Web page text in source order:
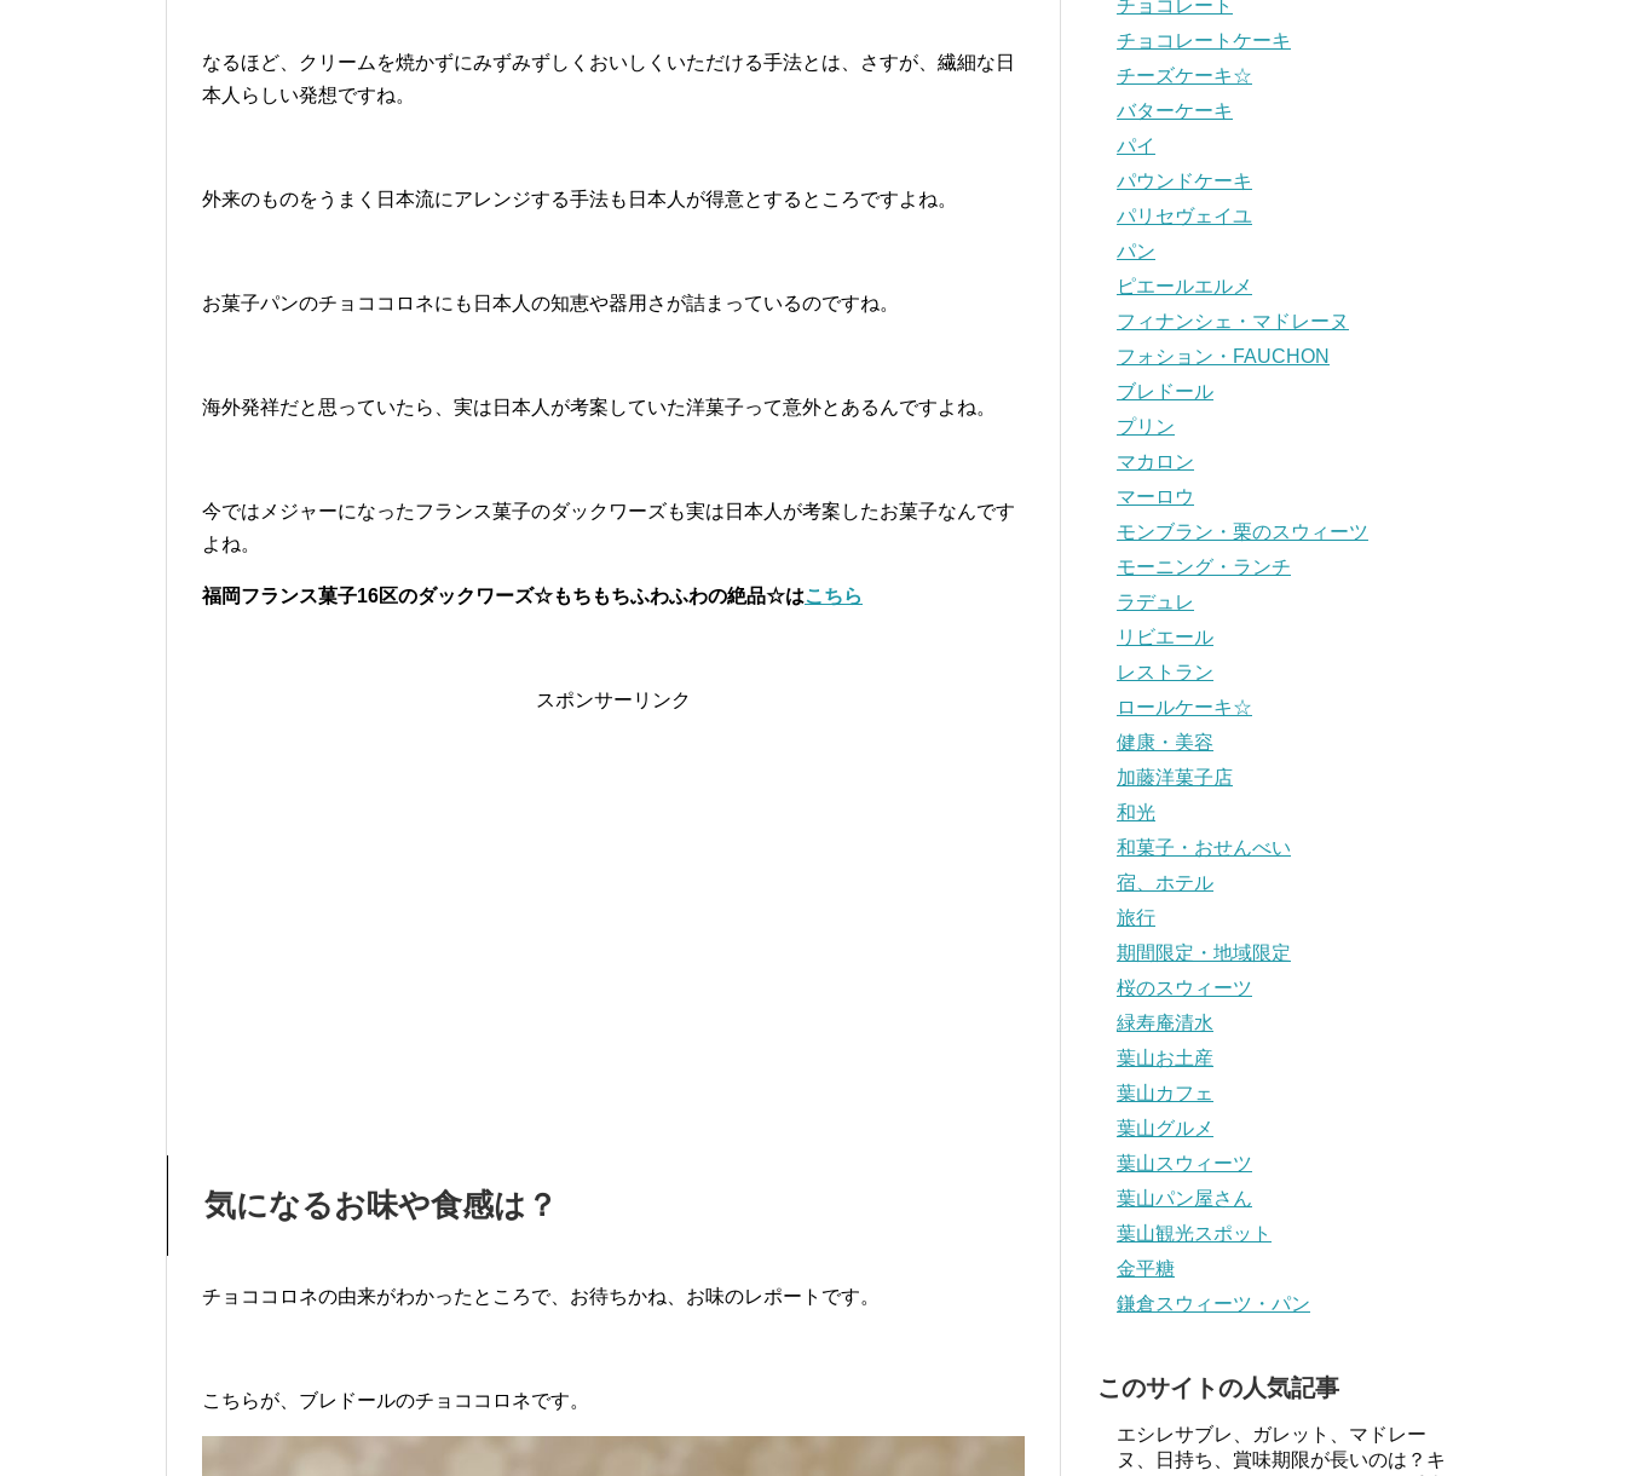
なるほど、クリームを焼かずにみずみずしくおいしくいただける手法とは、さすが、繊細な日
本人らしい発想ですね。
外来のものをうまく日本流にアレンジする手法も日本人が得意とするところですよね。
お菓子パンのチョココロネにも日本人の知恵や器用さが詰まっているのですね。
海外発祥だと思っていたら、実は日本人が考案していた洋菓子って意外とあるんですよね。
今ではメジャーになったフランス菓子のダックワーズも実は日本人が考案したお菓子なんです
よね。
福岡フランス菓子16区のダックワーズ☆もちもちふわふわの絶品☆はこちら
スポンサーリンク
気になるお味や食感は？
チョココロネの由来がわかったところで、お待ちかね、お味のレポートです。
こちらが、ブレドールのチョココロネです。
チョコレート
チョコレートケーキ
チーズケーキ☆
バターケーキ
パイ
パウンドケーキ
パリセヴェイユ
パン
ピエールエルメ
フィナンシェ・マドレーヌ
フォション・FAUCHON
ブレドール
プリン
マカロン
マーロウ
モンブラン・栗のスウィーツ
モーニング・ランチ
ラデュレ
リビエール
レストラン
ロールケーキ☆
健康・美容
加藤洋菓子店
和光
和菓子・おせんべい
宿、ホテル
旅行
期間限定・地域限定
桜のスウィーツ
緑寿庵清水
葉山お土産
葉山カフェ
葉山グルメ
葉山スウィーツ
葉山パン屋さん
葉山観光スポット
金平糖
鎌倉スウィーツ・パン
このサイトの人気記事
エシレサブレ、ガレット、マドレー
ヌ、日持ち、賞味期限が長いのは？キ